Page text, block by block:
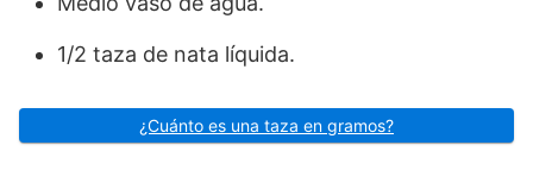
1/2 taza de nata líquida.
¿Cuánto es una taza en gramos?